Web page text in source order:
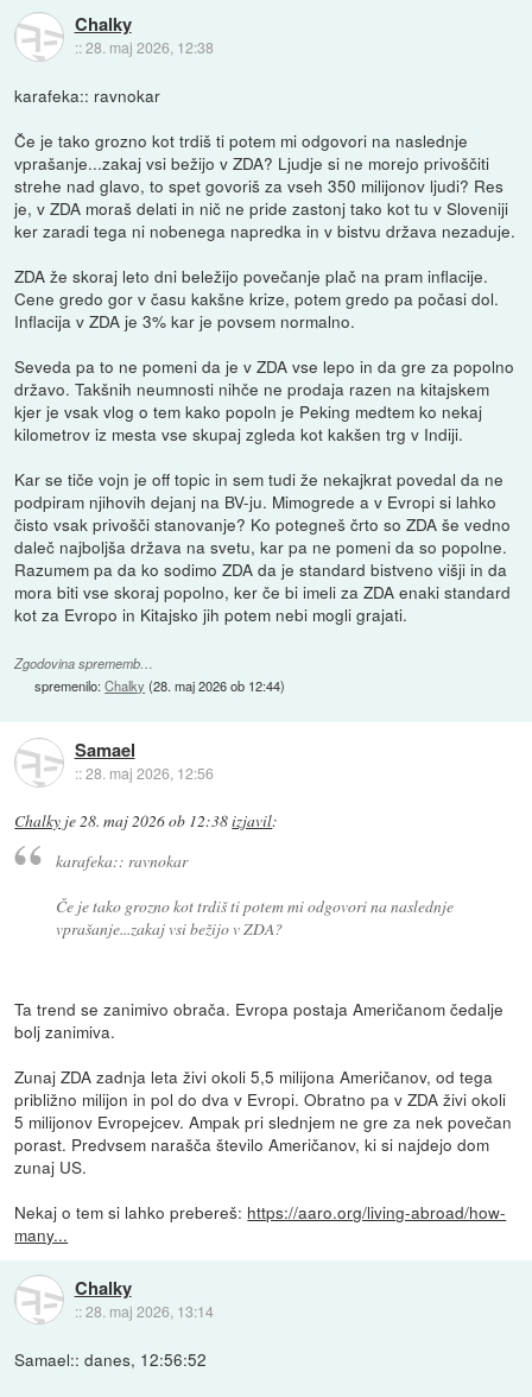
Chalky
::28. maj 2026, 12:38
karafeka:: ravnokar
Če je tako grozno kot trdiš ti potem mi odgovori na naslednje
vprašanje...zakaj vsi bežijo v ZDA? Ljudje si ne morejo privoščiti
strehe nad glavo, to spet govoriš za vseh 350 milijonov ljudi? Res
je, v ZDA moraš delati in nič ne pride zastonj tako kot tu v Sloveniji
ker zaradi tega ni nobenega napredka in v bistvu država nezaduje.
ZDA že skoraj leto dni beležijo povečanje plač na pram inflacije.
Cene gredo gor v času kakšne krize, potem gredo pa počasi dol.
Inflacija v ZDA je 3% kar je povsem normalno.
Seveda pa to ne pomeni da je v ZDA vse lepo in da gre za popolno
državo. Takšnih neumnosti nihče ne prodaja razen na kitajskem
kjer je vsak vlog o tem kako popoln je Peking medtem ko nekaj
kilometrov iz mesta vse skupaj zgleda kot kakšen trg v Indiji.
Kar se tiče vojn je off topic in sem tudi že nekajkrat povedal da ne
podpiram njihovih dejanj na BV-ju. Mimogrede a v Evropi si lahko
čisto vsak privošči stanovanje? Ko potegneš črto so ZDA še vedno
daleč najboljša država na svetu, kar pa ne pomeni da so popolne.
Razumem pa da ko sodimo ZDA da je standard bistveno višji in da
mora biti vse skoraj popolno, ker če bi imeli za ZDA enaki standard
kot za Evropo in Kitajsko jih potem nebi mogli grajati.
Zgodovina sprememb…
spremenilo:Chalky (28. maj 2026 ob 12:44)
Samael
::28. maj 2026, 12:56
Chalky je28. maj 2026 ob 12:38izjavil:
karafeka:: ravnokar
Če je tako grozno kot trdiš ti potem mi odgovori na naslednje
vprašanje...zakaj vsi bežijo v ZDA?
Ta trend se zanimivo obrača. Evropa postaja Američanom čedalje
bolj zanimiva.
Zunaj ZDA zadnja leta živi okoli 5,5 milijona Američanov, od tega
približno milijon in pol do dva v Evropi. Obratno pa v ZDA živi okoli
5 milijonov Evropejcev. Ampak pri slednjem ne gre za nek povečan
porast. Predvsem narašča število Američanov, ki si najdejo dom
zunaj US.
Nekaj o tem si lahko prebereš: https://aaro.org/living-abroad/how-
many...
Chalky
::28. maj 2026, 13:14
Samael:: danes, 12:56:52